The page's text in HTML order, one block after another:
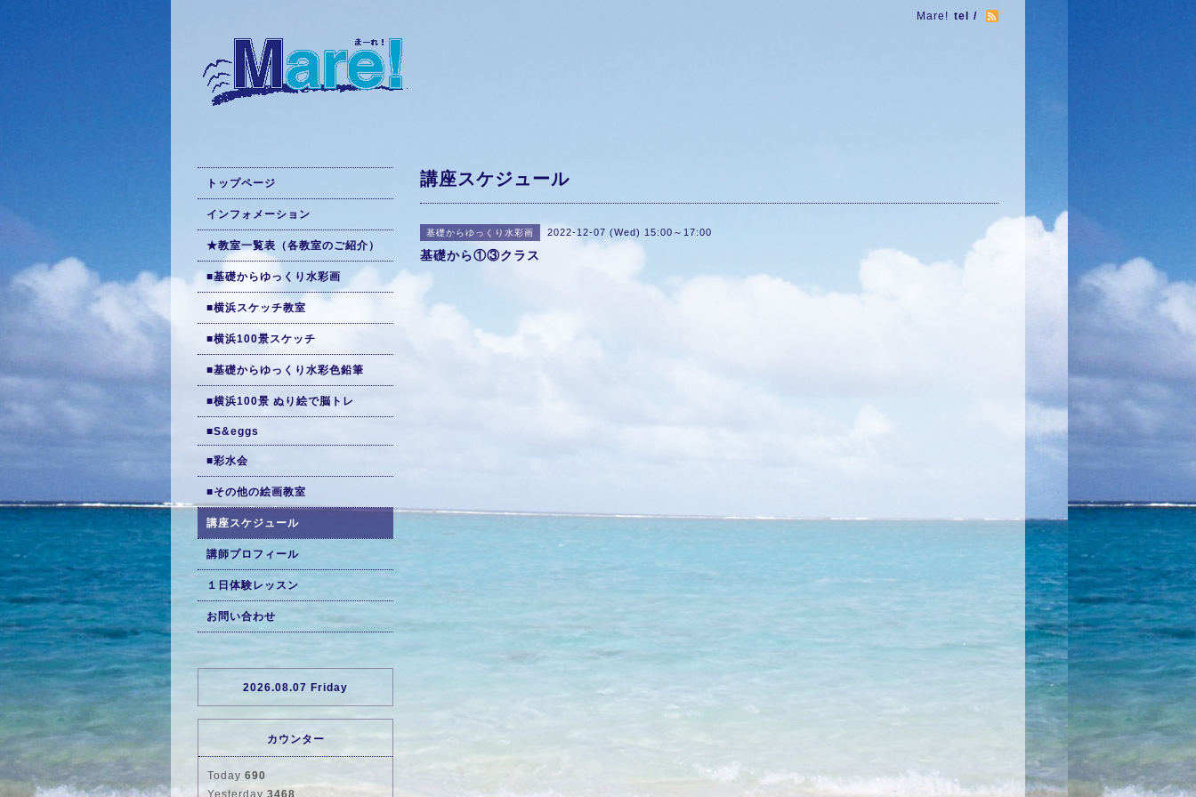
Mare! tel /
講座スケジュール
基礎からゆっくり水彩画 2022-12-07 (Wed) 15:00～17:00
基礎から①③クラス
トップページ
インフォメーション
★教室一覧表（各教室のご紹介）
■基礎からゆっくり水彩画
■横浜スケッチ教室
■横浜100景スケッチ
■基礎からゆっくり水彩色鉛筆
■横浜100景 ぬり絵で脳トレ
■S&eggs
■彩水会
■その他の絵画教室
講座スケジュール
講師プロフィール
１日体験レッスン
お問い合わせ
2026.08.07 Friday
カウンター
Today 690
Yesterday 3468